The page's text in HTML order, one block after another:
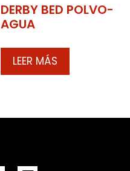
DERBY BED POLVO-
AGUA
LEER MÁS